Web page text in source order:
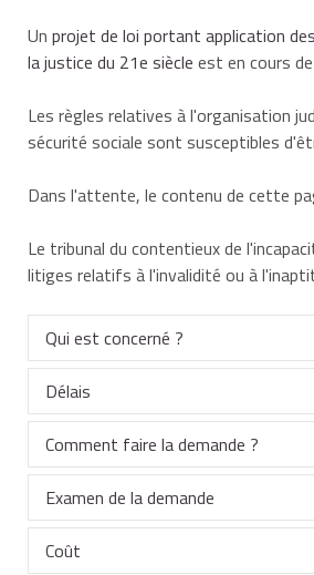
Un projet de loi portant application
la justice du 21e siècle est en cours
Les règles relatives à l'organisation
sécurité sociale sont susceptibles
Dans l'attente, le contenu de cette
Le tribunal du contentieux de
litiges relatifs à l'invalidité ou à
Qui est concerné ?
Vous pouvez saisir le tribunal du
l'incapacité (TCI) en cas de litige
questions médicales suivantes :
État ou degré d'invalidité en cas
Délais
En cas de recours amiable préalable
Si vous avez saisi au préalable la
pouvez saisir le TCI :
En l'absence de recours amiable
Vous pouvez saisir le TCI dans un
Comment faire la demande ?
Le TCI compétent est celui dont
domicile.
Examen de la demande
Coût